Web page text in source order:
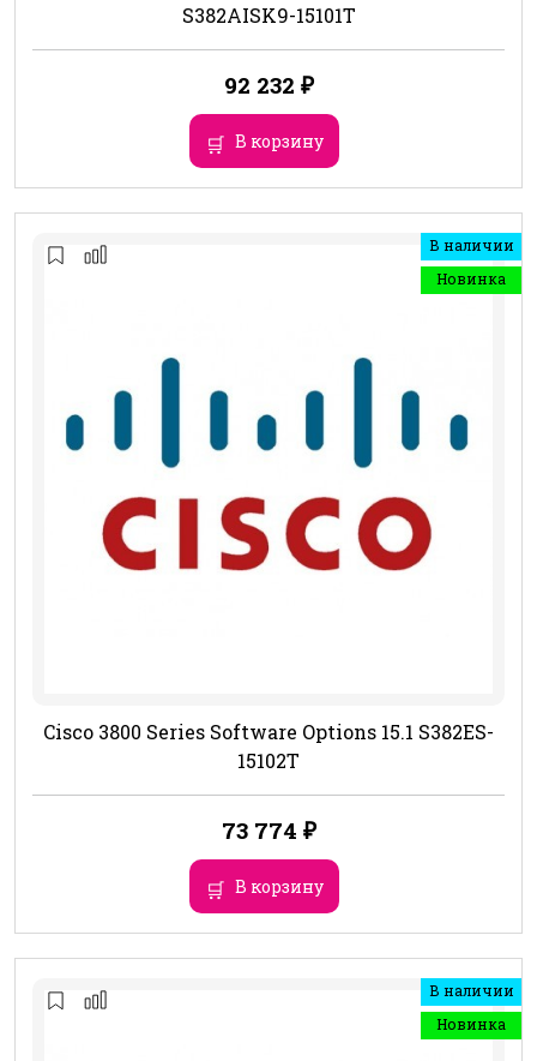
S382AISK9-15101T
92 232 ₽
В корзину
В наличии
Новинка
Cisco 3800 Series Software Options 15.1 S382ES-
15102T
73 774 ₽
В корзину
В наличии
Новинка